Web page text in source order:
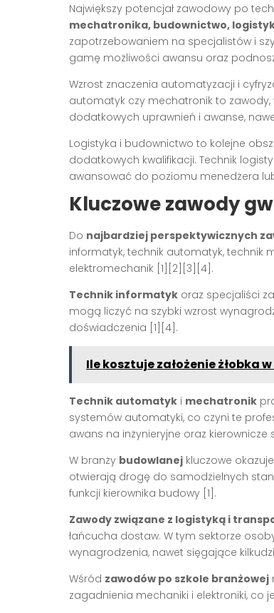
Największy potencjał zawodowy po
mechatronika, budownictwo,
zapotrzebowaniem na specjalistów i
gamę możliwości awansu oraz
Wzrost znaczenia automatyzacji i
automatyk czy mechatronik to zawody,
dodatkowych uprawnień i awanse,
Logistyka i budownictwo to kolejne
dodatkowych kwalifikacji. Technik
awansować do poziomu menedżera
Kluczowe zawody
Do najbardziej perspektywicznych
informatyk, technik automatyk, technik
elektromechanik [1][2][3][4] .
Technik informatyk oraz specjaliści
mogą liczyć na szybki wzrost
doświadczenia [1][4] .
Ile kosztuje założenie żłobka
Technik automatyk i mechatronik
systemów automatyki, co czyni te
awans na inżynieryjne oraz kierownicze
W branży budowlanej kluczowe
otwierają drogę do samodzielnych
funkcji kierownika budowy [1] .
Zawody związane z logistyką i
łańcucha dostaw. W tym sektorze
wynagrodzenia, nawet sięgające
Wśród zawodów po szkole branżowej
zagadnienia mechaniki i elektroniki, co